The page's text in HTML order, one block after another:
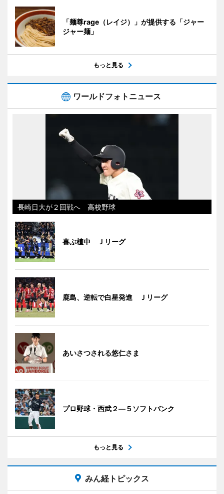
「麺尊rage（レイジ）」が提供する「ジャー
ジャー麺」
もっと見る
ワールドフォトニュース
長崎日大が２回戦へ 高校野球
喜ぶ植中 Ｊリーグ
鹿島、逆転で白星発進 Ｊリーグ
あいさつされる悠仁さま
プロ野球・西武２―５ソフトバンク
もっと見る
みん経トピックス